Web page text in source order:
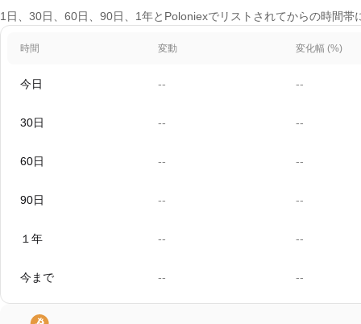
1日、30日、60日、90日、1年とPoloniexでリストされてからの時間
時間 変動 変化幅 (%)
今日 -- --
30日 -- --
60日 -- --
90日 -- --
１年 -- --
今まで -- --